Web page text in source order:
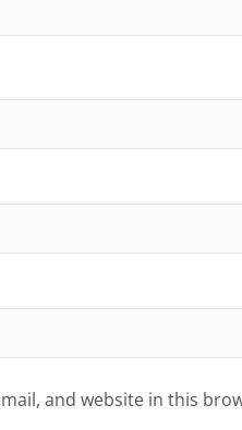
and website in this